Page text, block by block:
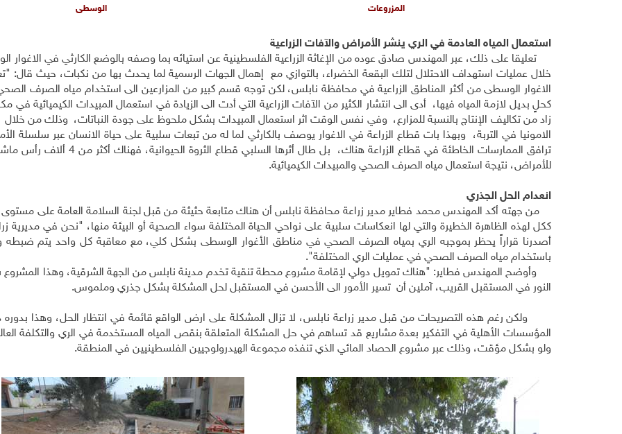
المزروعات
الوسطى
استعمال المياه العادمة في الري ينشر الأمراض والآفات الزراعية
تعليقا على ذلك، عبر المهندس صادق عوده من الإغاثة الزراعية الفلسطينية عن استيائه بما وصفه بالوضع الكارثي في الاغوار
خلال عمليات استهداف الاحتلال لتلك البقعة الخضراء، بالتوازي مع إهمال الجهات الرسمية لما يحدث بها من نكبات، حيث قال:
الاغوار الوسطى من أكثر المناطق الزراعية في محافظة نابلس، لكن توجه قسم كبير من المزارعين الى استخدام مياه الصرف
كحلٍ بديل لازمة المياه فيها، أدى الى انتشار الكثير من الآفات الزراعية التي أدت الى الزيادة في استعمال المبيدات الكيميائية في
زاد من تكاليف الإنتاج بالنسبة للمزارع، وفي نفس الوقت اثر استعمال المبيدات بشكل ملحوظ على جودة النباتات، وذلك من خلال
الامونيا في التربة، وبهذا بات قطاع الزراعة في الاغوار يوصف بالكارثي لما له من تبعات سلبية على حياة الانسان عبر سلسلة
ترافق الممارسات الخاطئة في قطاع الزراعة هناك، بل طال أثرها السلبي قطاع
للأمراض، نتيجة استعمال مياه الصرف الصحي والمبيدات الكيميائية.
انعدام الحل الجذري
من جهته أكد المهندس محمد فطاير مدير زراعة محافظة نابلس أن هناك متابعة حثيثة من قبل لجنة السلامة العامة على
ككل لهذه الظاهرة الخطيرة والتي لها انعكاسات سلبية على نواحي الحياة المختلفة سواء الصحية أو البيئة منها، "نحن في مديرية
أصدرنا قراراً يحظر بموجبه الري بمياه الصرف الصحي في مناطق الأغوار الوسطى بشكل كلي، مع معاقبة كل واحد يتم
باستخدام مياه الصرف الصحي في عمليات الري المختلفة".
وأوضح المهندس فطاير: "هناك تمويل دولي لإقامة مشروع محطة تنقية تخدم مدينة نابلس من الجهة الشرقية، وهذا
النور في المستقبل القريب، آملين أن تسير الأمور الى الأحسن في المستقبل لحل المشكلة بشكل جذري وملموس.
ولكن رغم هذه التصريحات من قبل مدير زراعة نابلس، لا تزال المشكلة على ارض الواقع قائمة في انتظار الحل، وهذا
المؤسسات الأهلية في التفكير بعدة مشاريع قد تساهم في حل المشكلة المتعلقة بنقص المياه المستخدمة في الري والتكلفة
ولو بشكل مؤقت، وذلك عبر مشروع الحصاد المائي الذي تنفذه مجموعة الهيدرولوجيين الفلسطينيين في المنطقة.